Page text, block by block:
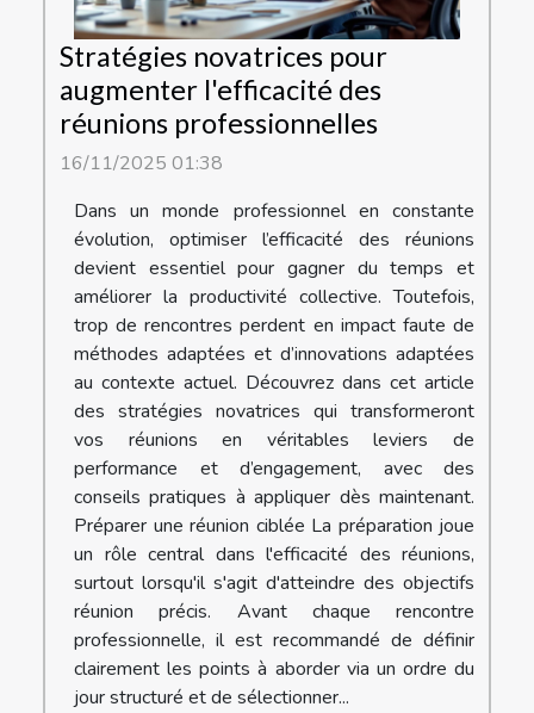
Stratégies novatrices pour
augmenter l'efficacité des
réunions professionnelles
16/11/2025 01:38
Dans un monde professionnel en constante
évolution, optimiser l’efficacité des réunions
devient essentiel pour gagner du temps et
améliorer la productivité collective. Toutefois,
trop de rencontres perdent en impact faute de
méthodes adaptées et d’innovations adaptées
au contexte actuel. Découvrez dans cet article
des stratégies novatrices qui transformeront
vos réunions en véritables leviers de
performance et d’engagement, avec des
conseils pratiques à appliquer dès maintenant.
Préparer une réunion ciblée La préparation joue
un rôle central dans l'efficacité des réunions,
surtout lorsqu'il s'agit d'atteindre des objectifs
réunion précis. Avant chaque rencontre
professionnelle, il est recommandé de définir
clairement les points à aborder via un ordre du
jour structuré et de sélectionner...